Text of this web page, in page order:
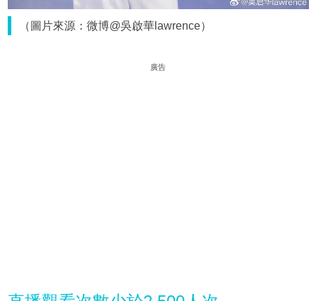
（圖片來源：微博@吳啟華lawrence）
廣告